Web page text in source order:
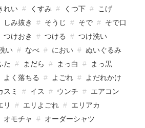
れい くすみ くつ下
こげ
しみ抜き そうじ そで
そで口
つけおき つける
つけ洗い
い なべ におい
ぬいぐるみ
た まだら まっ白
まっ黒
よく落ちる よごれ
よだれかけ
スミ イス ウンチ
エアコン
リ エリよごれ
エリアカ
オモチャ
オーダーシャツ